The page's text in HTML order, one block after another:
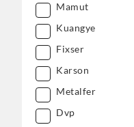
Mamut
Kuangye
Fixser
Karson
Metalfer
Dvp